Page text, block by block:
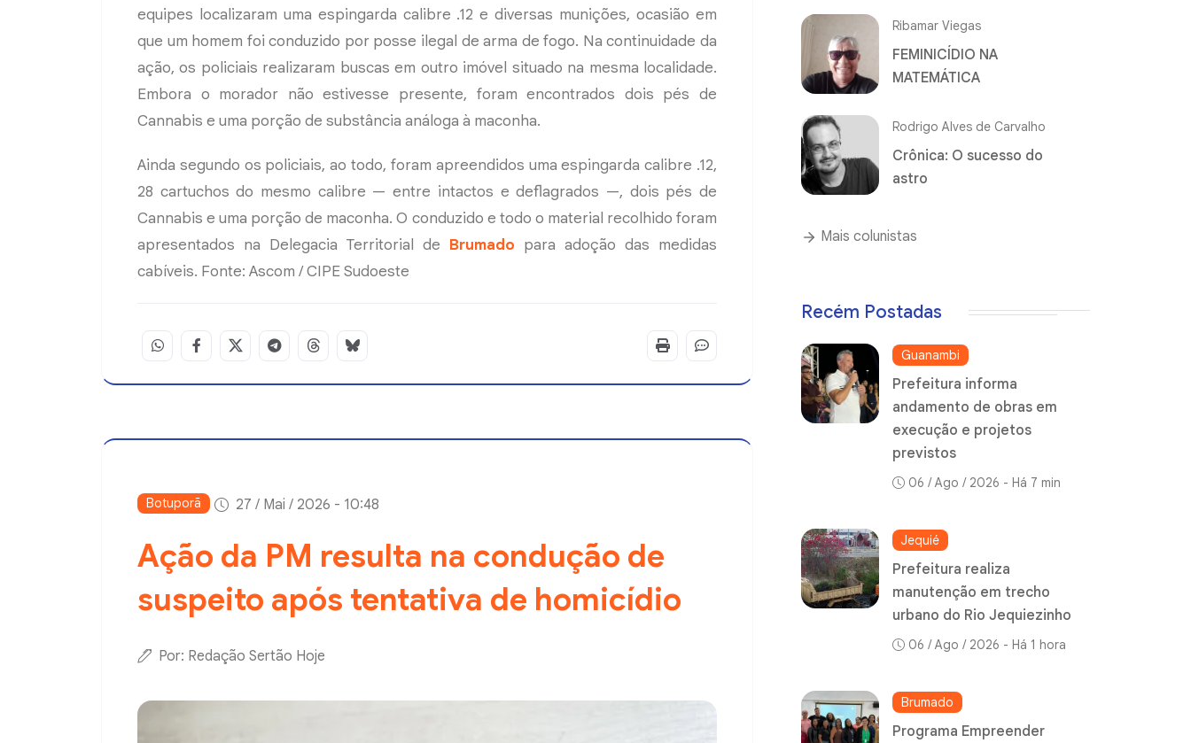
equipes localizaram uma espingarda calibre .12 e diversas munições, ocasião em
que um homem foi conduzido por posse ilegal de arma de fogo. Na continuidade da
ação, os policiais realizaram buscas em outro imóvel situado na mesma localidade.
Embora o morador não estivesse presente, foram encontrados dois pés de
Cannabis e uma porção de substância análoga à maconha.
Ainda segundo os policiais, ao todo, foram apreendidos uma espingarda calibre .12,
28 cartuchos do mesmo calibre — entre intactos e deflagrados —, dois pés de
Cannabis e uma porção de maconha. O conduzido e todo o material recolhido foram
apresentados na Delegacia Territorial de Brumado para adoção das medidas
cabíveis. Fonte: Ascom / CIPE Sudoeste
Botuporã 27 / Mai / 2026 - 10:48
Ação da PM resulta na condução de
suspeito após tentativa de homicídio
Por: Redação Sertão Hoje
Ribamar Viegas
FEMINICÍDIO NA
MATEMÁTICA
Rodrigo Alves de Carvalho
Crônica: O sucesso do
astro
Mais colunistas
Recém Postadas
Guanambi
Prefeitura informa
andamento de obras em
execução e projetos
previstos
06 / Ago / 2026 - Há 7 min
Jequié
Prefeitura realiza
manutenção em trecho
urbano do Rio Jequiezinho
06 / Ago / 2026 - Há 1 hora
Brumado
Programa Empreender